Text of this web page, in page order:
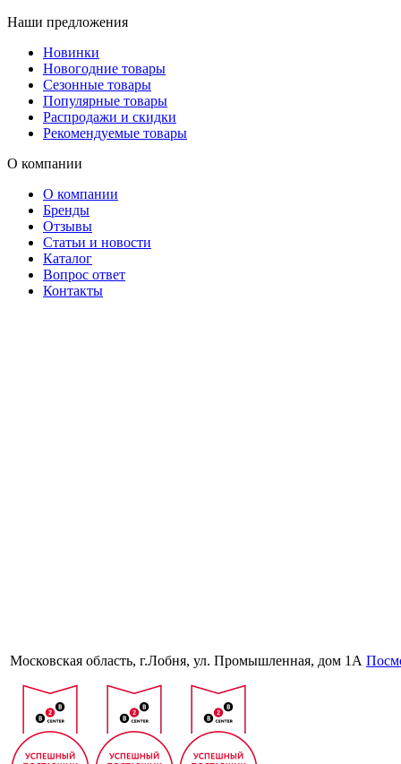
Наши предложения
Новинки
Новогодние товары
Сезонные товары
Популярные товары
Распродажи и скидки
Рекомендуемые товары
О компании
О компании
Бренды
Отзывы
Статьи и новости
Каталог
Вопрос ответ
Контакты
Московская область, г.Лобня, ул. Промышленная, дом 1А